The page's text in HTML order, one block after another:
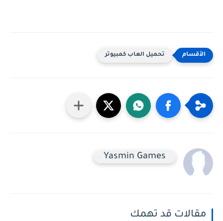
تحميل العاب كمبيوتر
Yasmin Games
مقالات قد تهمك